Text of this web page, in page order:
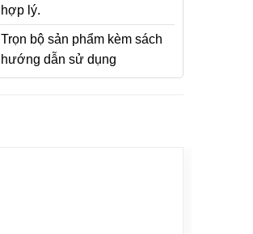
hợp lý.
Trọn bộ sản phẩm kèm sách
hướng dẫn sử dụng